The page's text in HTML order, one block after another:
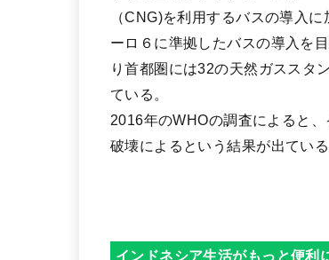
（CNG)を利用するバスの導入
ーロ６に準拠したバスの導入を
り首都圏には32の天然ガススタ
ている。
2016年のWHOの調査によると
破壊によるという結果が出ている